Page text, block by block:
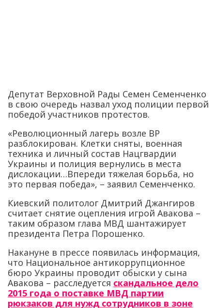
Депутат Верховной Рады Семен Семенченко
в свою очередь назвал уход полиции первой
победой участников протестов.
«Революционный лагерь возле ВР
разблокирован. Клетки сняты, военная
техника и личный состав Нацгвардии
Украины и полиция вернулись в места
дислокации…Впереди тяжелая борьба, но
это первая победа», – заявил Семенченко.
Киевский политолог Дмитрий Джангиров
считает снятие оцепления игрой Авакова –
таким образом глава МВД шантажирует
президента Петра Порошенко.
Накануне в прессе появилась информация,
что Национальное антикоррупционное
бюро Украины проводит обыски у сына
Авакова – расследуется скандальное дело
2015 года о поставке МВД партии
рюкзаков для нужд сотрудников в зоне